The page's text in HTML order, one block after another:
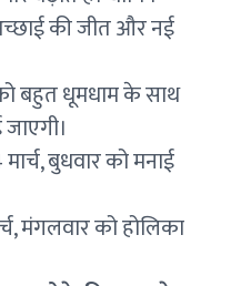
की जीत और नई
बहुत धूमधाम के साथ
बुधवार को मनाई
मंगलवार को होलिका